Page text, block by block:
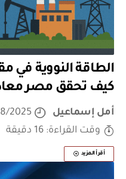
الطاقة النووية في
كيف تحقق مصر
أمل إسماعيل
2025
وقت القراءة: 16 دقيقة
أقرأ المزيد